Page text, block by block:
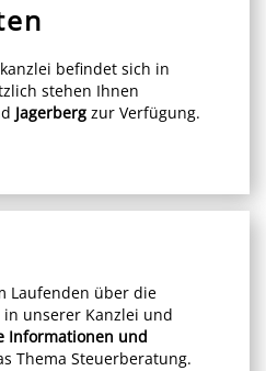
befindet sich in
stehen Ihnen
Jagerberg zur Verfügung.
Laufenden über die
in unserer Kanzlei und
Informationen und
Thema Steuerberatung.